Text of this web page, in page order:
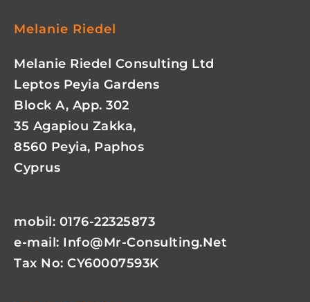
Melanie Riedel
Melanie Riedel Consulting Ltd
Leptos Peyia Gardens
Block A, App. 302
35 Agapiou Zakka,
8560 Peyia, Paphos
Cyprus
mobil: 0176-22325873
e-mail: Info@mr-Consulting.net
Tax No: CY60007593K